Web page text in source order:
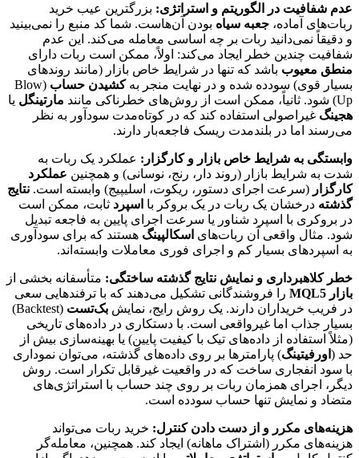
عدم شفافیت در الگوریتم و استراتژی: بزرگترین عیب خرید
ربات‌های آماده، جعبه سیاه بودن آن‌هاست. شما کد منبع را نمی‌بینید
و دقیقاً نمی‌دانید ربات بر چه اساسی معامله می‌کند. این عدم
شفافیت چندین خطر ایجاد می‌کند: اولاً، ممکن است ربات دارای
منطق معیوب باشد که تنها در شرایط خاص بازار (مانند روندهای
بسیار قوی) سودده شده و در نهایت منجر بهکشیدن حساب (Blow
Up) شود. ثانیاً، ممکن است از روش‌های خطرناکی مانند
مارتینگل یا
هجینگ غیراصولی استفاده کند که در کوتاه‌مدت سودآور به نظر
می‌رسند اما در بلندمدت ریسک فاجعه‌بار دارند.
وابستگی به شرایط خاص بازار و کارگزار: عملکرد یک ربات به
شدت به شرایط بازار (روند دار، رنج، نوسانی) و همچنین عملکرد
کارگزار (سرعت اجرای دستور، ریکوت، اسلیپیج) وابسته است. نتایج
گذشته درخشان یک ربات در یک بروکر با اسپرد ثابت، ممکن است
در بروکری با اسپرد شناور یا سرعت اجرای پایین به فاجعه تبدیل
شود. مثال واقعی آن ربات‌های اسکالپینگ هستند که برای سودآوری
به اسپردهای بسیار کم و اجرای فوری معاملات وابسته‌اند.
خطر کلاهبرداری و نمایش نتایج گذشته ساختگی: متأسفانه بخشی از
بازار MQL5
را فروشندگانی تشکیل می‌دهند که با ترفندهایی سعی
در فریب خریداران دارند. یک روش رایج، نمایش بک‌تست
(Backtest)
بسیار جذاب اما غیرواقعی است. با دستکاری در داده‌های تاریخی
(مثلاً استفاده از داده‌های تیک با کیفیت پایین) یا بهینه‌سازی بیش از
حد ( اورفیتینگ) پارامترها بر روی داده‌های گذشته، می‌توان نموداری
با سود انفجاری ساخت که در واقعیت غیرقابل تکرار است. روش
دیگر، اجرای همزمان ربات بر روی چند حساب با استراتژی‌های
متضاد و نمایش تنها حساب سودده است.
هزینه‌های مکرر و از دست دادن کنترل: خرید ربات می‌تواند
هزینه‌های مکرر (اشتراک ماهانه) ایجاد کند. همچنین، معامله‌گر